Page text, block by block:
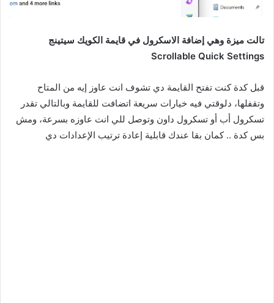
تالت ميزة وهي إضافة الاسكرول في قايمة الكويك سيتينج
Scrollable Quick Settings
قبل كدة كنت تفتح القايمة دي تشوف انت عاوز إيه من المتاح
وتقفلها، دلوقتي فيه خيارات سريعة اتضافت للقايمة وبالتالي تقدر
تسكرول أب أو تسكرول داون وتوصل للي انت عاوزه بسرعة، ومش
بس كدة .. كمان بقا عندك قابلية إعادة ترتيب الإعدادات دي